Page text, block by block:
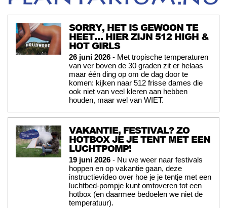
SORRY, HET IS GEWOON TE
HEET… HIER ZIJN 512 HIGH &
HOT GIRLS
26 juni 2026 - Met tropische temperaturen
van ver boven de 30 graden zit er helaas
maar één ding op om de dag door te
komen: kijken naar 512 frisse dames die
ook niet van veel kleren aan hebben
houden, maar wel van WIET.
VAKANTIE, FESTIVAL? ZO
HOTBOX JE JE TENT MET EEN
LUCHTPOMP!
19 juni 2026 - Nu we weer naar festivals
hoppen en op vakantie gaan, deze
instructievideo over hoe je je tentje met een
luchtbed-pompje kunt omtoveren tot een
hotbox (en daarmee bedoelen we niet de
temperatuur).